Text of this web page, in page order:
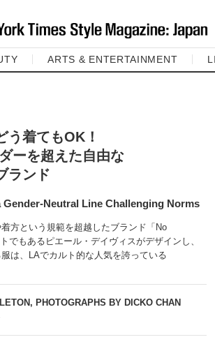
ARTS & ENTERTAINMENT
う着てもOK！
ーを超えた自由な
ランド
Neutral Line Challenging Norms
方という規範を超越したブランド「No
でもあるピエール・デイヴィスがデザインし、
は、LAでカルト的な人気を誇っている
PHOTOGRAPHS BY DICKO CHAN